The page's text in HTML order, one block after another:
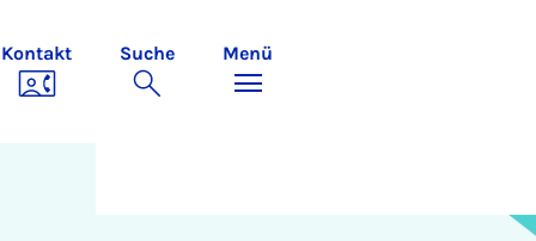
Kontakt Suche Menü